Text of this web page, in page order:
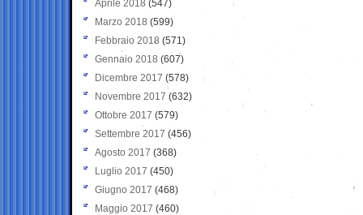
Aprile 2018 (547)
Marzo 2018 (599)
Febbraio 2018 (571)
Gennaio 2018 (607)
Dicembre 2017 (578)
Novembre 2017 (632)
Ottobre 2017 (579)
Settembre 2017 (456)
Agosto 2017 (368)
Luglio 2017 (450)
Giugno 2017 (468)
Maggio 2017 (460)